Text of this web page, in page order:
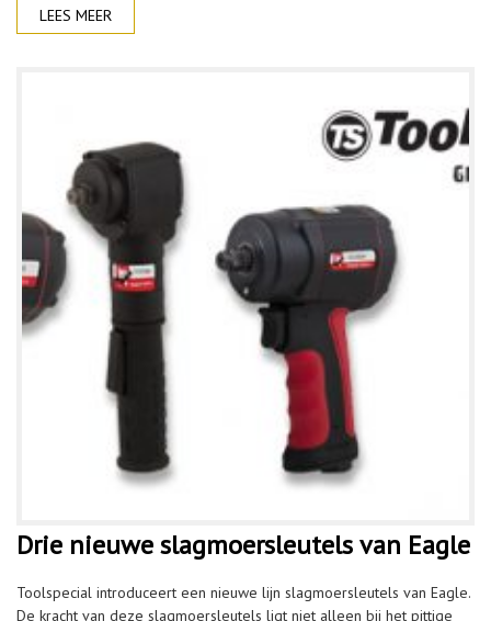
LEES MEER
Drie nieuwe slagmoersleutels van Eagle
Toolspecial introduceert een nieuwe lijn slagmoersleutels van Eagle.
De kracht van deze slagmoersleutels ligt niet alleen bij het pittige